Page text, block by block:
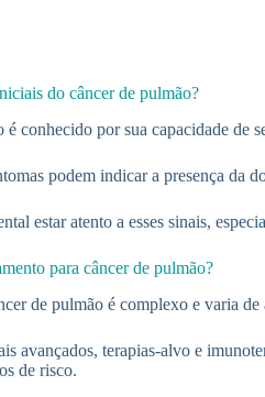
do câncer de pulmão?
é conhecido por sua capacidade de
podem indicar a presença da
estar atento a esses sinais,
para câncer de pulmão?
de pulmão é complexo e varia
avançados, terapias-alvo e
de risco.